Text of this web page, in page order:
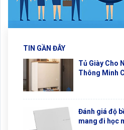
TIN GẦN ĐÂY
Tủ Giày Cho
Thông Minh
Đánh giá độ
mang đi học